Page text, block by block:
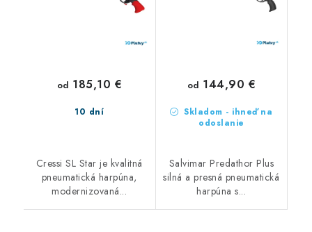
10 dní
od 185,10 €
Cressi SL Star je kvalitná
pneumatická harpúna,
modernizovaná...
Skladom - ihneď na
odoslanie
od 144,90 €
Salvimar Predathor Plus
silná a presná pneumatická
harpúna s...